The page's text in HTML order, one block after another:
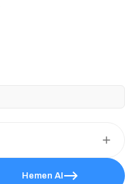
Hemen Al